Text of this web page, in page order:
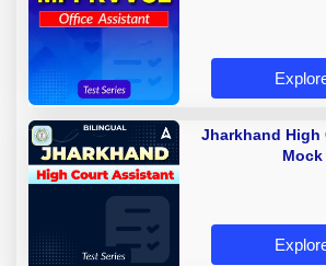
Jharkhand High
Mock